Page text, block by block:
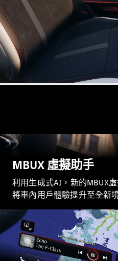
Hatchback
All Coupés
CLE Coupé
Mercedes-
AMG GT
Coupé
Mercedes-
AMG GT 4
Door
Coupé
全新型號
純電動
MBUX 虛擬助手
利用生成式AI，新的MBUX
將車內用戶體驗提升至全新